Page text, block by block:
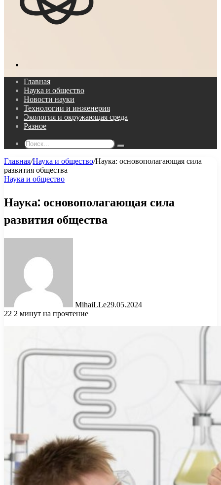
Главная
Наука и общество
Новости науки
Технологии и инженерия
Экология и окружающая среда
Разное
Поиск...
Главная/Наука и общество/Наука: основополагающая сила
развития общества
Наука и общество
Наука: основополагающая сила
развития общества
MihaiLLe29.05.2024
22 2 минут на прочтение